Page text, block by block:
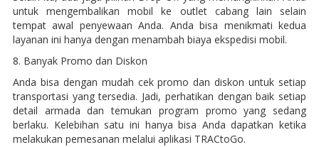
untuk mengembalikan mobil ke outlet cabang lain selain
tempat awal penyewaan Anda. Anda bisa menikmati kedua
layanan ini hanya dengan menambah biaya ekspedisi mobil.
8. Banyak Promo dan Diskon
Anda bisa dengan mudah cek promo dan diskon untuk setiap
transportasi yang tersedia. Jadi, perhatikan dengan baik setiap
detail armada dan temukan program promo yang sedang
berlaku. Kelebihan satu ini hanya bisa Anda dapatkan ketika
melakukan pemesanan melalui aplikasi TRACtoGo.